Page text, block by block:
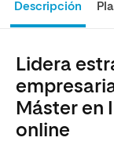
Descripción
Lidera
Máster en
online